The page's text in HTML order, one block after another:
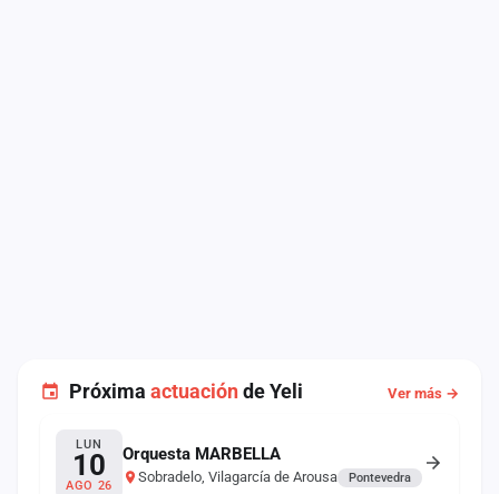
Próxima actuaciónde Yeli Ver más →
LUN
10
AGO 26
Orquesta MARBELLA
Sobradelo, Vilagarcía de Arousa Pontevedra